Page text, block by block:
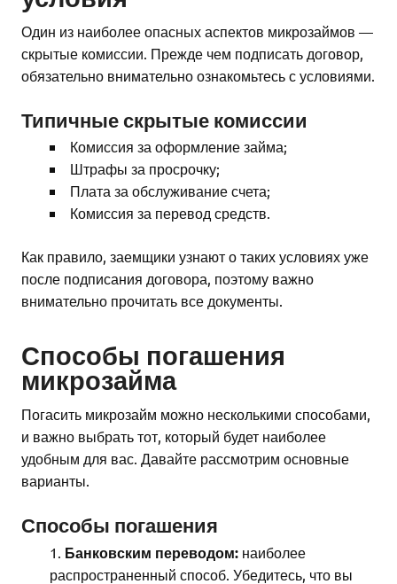
Один из наиболее опасных аспектов микрозаймов —
скрытые комиссии. Прежде чем подписать договор,
обязательно внимательно ознакомьтесь с условиями.
Типичные скрытые комиссии
Комиссия за оформление займа;
Штрафы за просрочку;
Плата за обслуживание счета;
Комиссия за перевод средств.
Как правило, заемщики узнают о таких условиях уже
после подписания договора, поэтому важно
внимательно прочитать все документы.
Способы погашения
микрозайма
Погасить микрозайм можно несколькими способами,
и важно выбрать тот, который будет наиболее
удобным для вас. Давайте рассмотрим основные
варианты.
Способы погашения
Банковским переводом: наиболее
распространенный способ. Убедитесь, что вы